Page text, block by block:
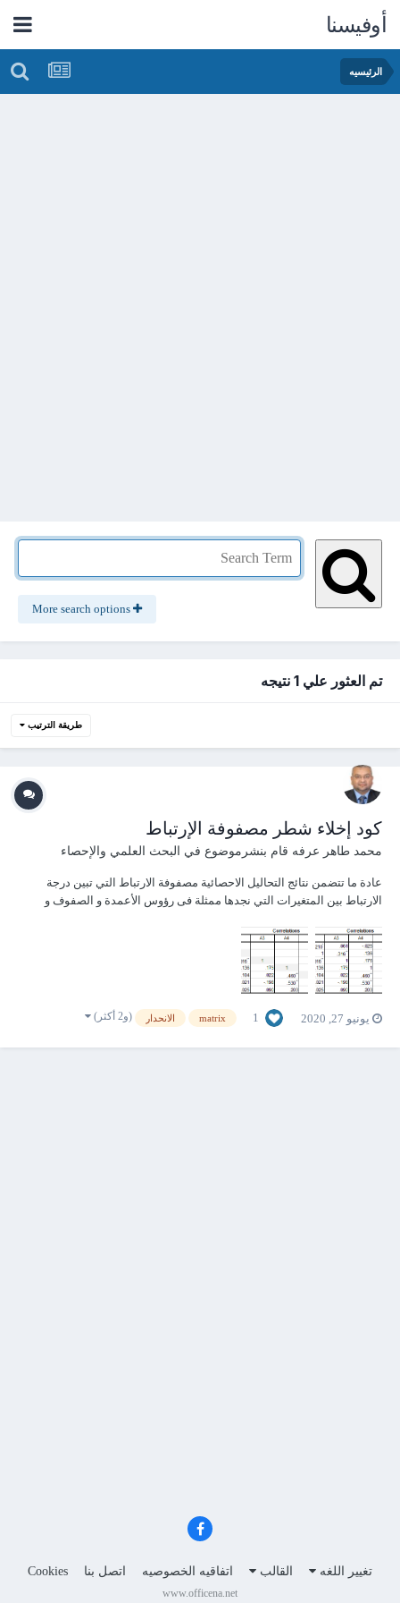
أوفيسنا
الرئيسيه
تم العثور علي 1 نتيجه
طريقة الترتيب
كود إخلاء شطر مصفوفة الإرتباط
محمد طاهر عرفه قام بنشرموضوع في البحث العلمي والإحصاء
عادة ما تتضمن نتائج التحاليل الاحصائية مصفوفة الارتباط التي تبين درجة
الارتباط بين المتغيرات التي نجدها ممثلة فى رؤوس الأعمدة و الصفوف و
المتعارف عليها هو مسح محتوى احد شطري المصفوفة لتكون اكثر وضوحا
حيث ان الشطران يق...
يونيو 27, 2020 1
matrix الانحدار (و2 أكثر)
تغيير اللغه القالب اتفاقيه الخصوصيه اتصل بنا Cookies
www.officena.net